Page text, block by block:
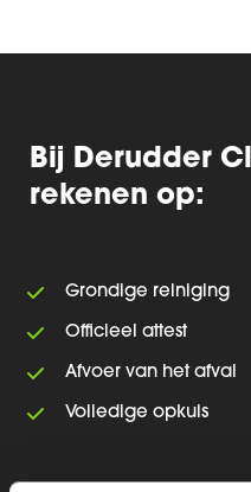
Bij Derudder
rekenen op:
Grondige reiniging
Officieel attest
Afvoer van het afval
Volledige opkuis